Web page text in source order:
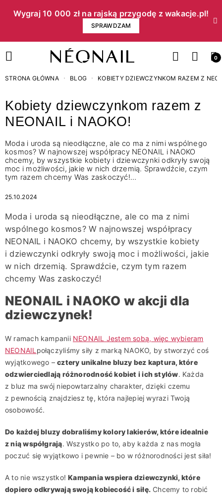
Wygraj 10 000 zł na rajską przygodę z wakacje.pl!​
SPRAWDZAM
0
STRONA GŁÓWNA BLOG KOBIETY DZIEWCZYNKOM RAZEM Z
Kobiety dziewczynkom razem z
NEONAIL i NAOKO!
Moda i uroda są nieodłączne, ale co ma z nimi wspólnego
kosmos? W najnowszej współpracy NEONAIL i NAOKO
chcemy, by wszystkie kobiety i dziewczynki odkryły swoją
moc i możliwości, jakie w nich drzemią. Sprawdźcie, czym
tym razem chcemy Was zaskoczyć!…
25.10.2024
Moda i uroda są nieodłączne, ale co ma z nimi
wspólnego kosmos? W najnowszej współpracy
NEONAIL i NAOKO chcemy, by wszystkie kobiety
i dziewczynki odkryły swoją moc i możliwości, jakie
w nich drzemią. Sprawdźcie, czym tym razem
chcemy Was zaskoczyć!
NEONAIL i NAOKO w akcji dla
dziewczynek!
W ramach kampanii NEONAIL Jestem sobą, więc wybieram
NEONAIL połączyliśmy siły z marką NAOKO, by stworzyć coś
wyjątkowego –cztery unikalne bluzy bez kaptura, które
odzwierciedlają różnorodność kobiet i ich stylów. Każda
z bluz ma swój niepowtarzalny charakter, dzięki czemu
z pewnością znajdziesz tę, która najlepiej wyrazi Twoją
osobowość.
Do każdej bluzy dobraliśmy kolory lakierów, które idealnie
z nią współgrają. Wszystko po to, aby każda z nas mogła
poczuć się wyjątkowo i pewnie – bo w różnorodności jest siła!
A to nie wszystko!Kampania wspiera dziewczynki, które
dopiero odkrywają swoją kobiecość i siłę. Chcemy to robić